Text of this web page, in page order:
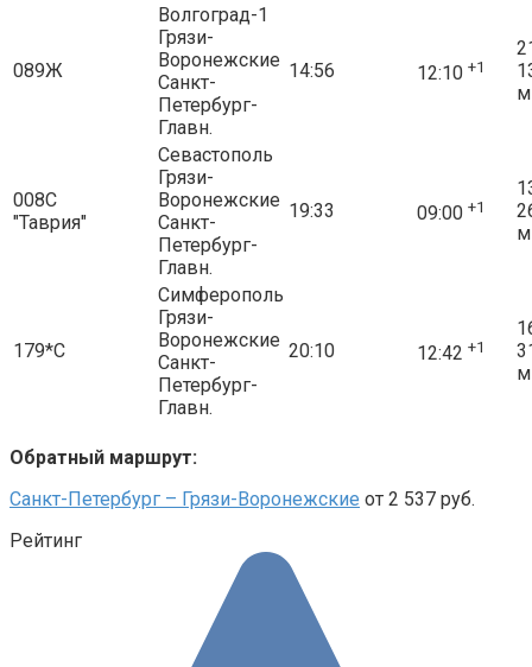
089Ж
Волгоград-1
Грязи-
Воронежские
Санкт-
Петербург-
Главн.
14:56 12:10 +1
008С
"Таврия"
Севастополь
Грязи-
Воронежские
Санкт-
Петербург-
Главн.
19:33 09:00 +1
179*С
Симферополь
Грязи-
Воронежские
Санкт-
Петербург-
Главн.
20:10 12:42 +1
Обратный маршрут:
Санкт-Петербург – Грязи-Воронежские от 2 537 руб.
Рейтинг